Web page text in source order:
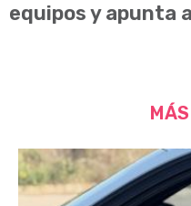
equipos y apunta